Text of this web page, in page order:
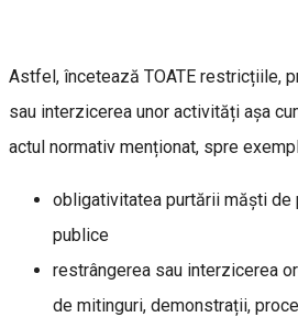
Astfel, încetează TOATE restricțiile,
sau interzicerea unor activități așa
actul normativ menționat, spre
obligativitatea purtării măști
publice
restrângerea sau interzicerea
de mitinguri, demonstrații,